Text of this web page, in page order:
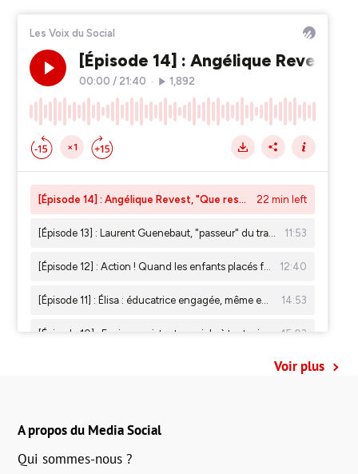
Voir plus
A propos du Media Social
Qui sommes-nous ?